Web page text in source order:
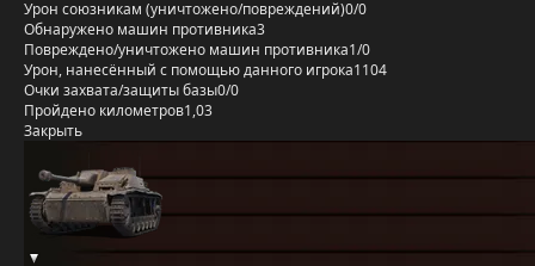
Урон союзникам (уничтожено/повреждений)0/0
Обнаружено машин противника3
Повреждено/уничтожено машин противника1/0
Урон, нанесённый с помощью данного игрока1104
Очки захвата/защиты базы0/0
Пройдено километров1,03
Закрыть